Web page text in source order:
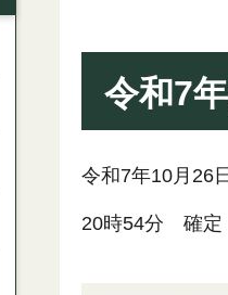
令和7
令和7年10月26
20時54分 確定